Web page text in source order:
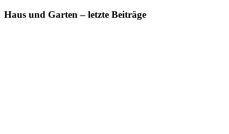
Haus und Garten – letzte Beiträge